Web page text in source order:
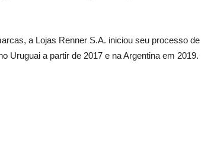
a Lojas Renner S.A. iniciou seu processo de
Uruguai a partir de 2017 e na Argentina em 2019.